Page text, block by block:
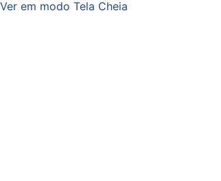
Ver em modo Tela Cheia